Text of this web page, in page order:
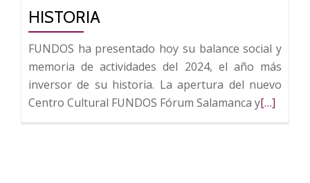
HISTORIA
FUNDOS ha presentado hoy su balance social y
memoria de actividades del 2024, el año más
inversor de su historia. La apertura del nuevo
Centro Cultural FUNDOS Fórum Salamanca yLeer
[…]